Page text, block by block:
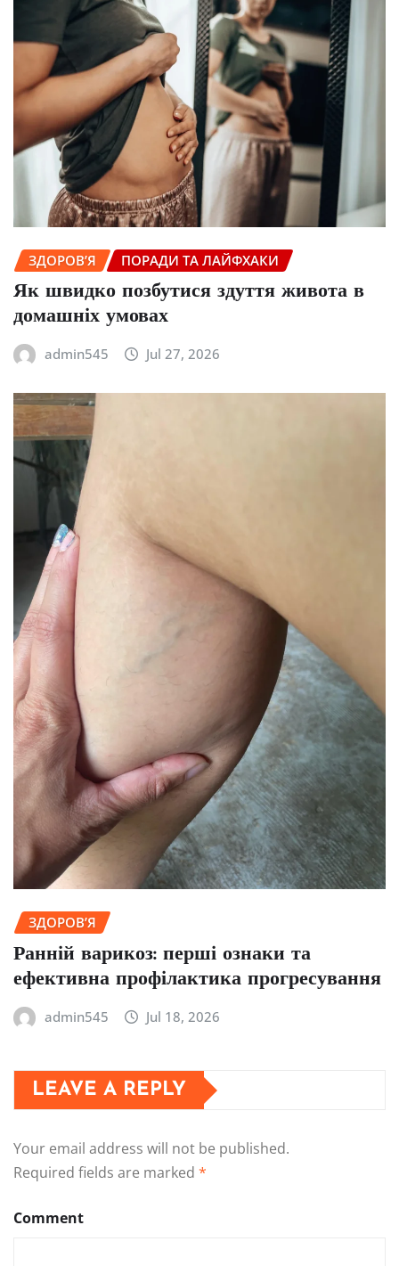
ЗДОРОВ’Я ПОРАДИ ТА ЛАЙФХАКИ
Як швидко позбутися здуття живота в
домашніх умовах
admin545 Jul 27, 2026
ЗДОРОВ’Я
Ранній варикоз: перші ознаки та
ефективна профілактика прогресування
admin545 Jul 18, 2026
LEAVE A REPLY
Your email address will not be published.
Required fields are marked *
Comment